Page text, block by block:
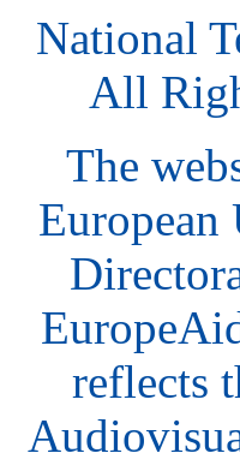
National
All
The
European
reflects